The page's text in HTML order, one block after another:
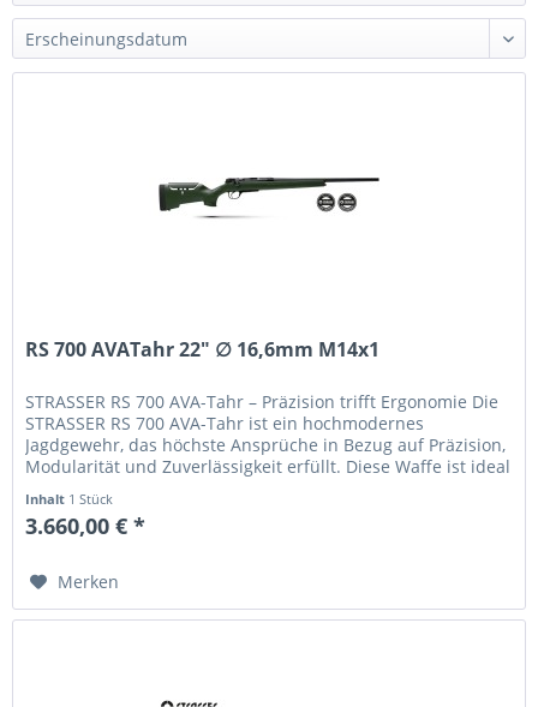
RS 700 AVATahr 22" ∅ 16,6mm M14x1
STRASSER RS 700 AVA-Tahr – Präzision trifft Ergonomie Die
STRASSER RS 700 AVA-Tahr ist ein hochmodernes
Jagdgewehr, das höchste Ansprüche in Bezug auf Präzision,
Modularität und Zuverlässigkeit erfüllt. Diese Waffe ist ideal
Inhalt 1 Stück
3.660,00 € *
Merken